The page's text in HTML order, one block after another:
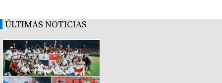
ÚLTIMAS NOTICIAS